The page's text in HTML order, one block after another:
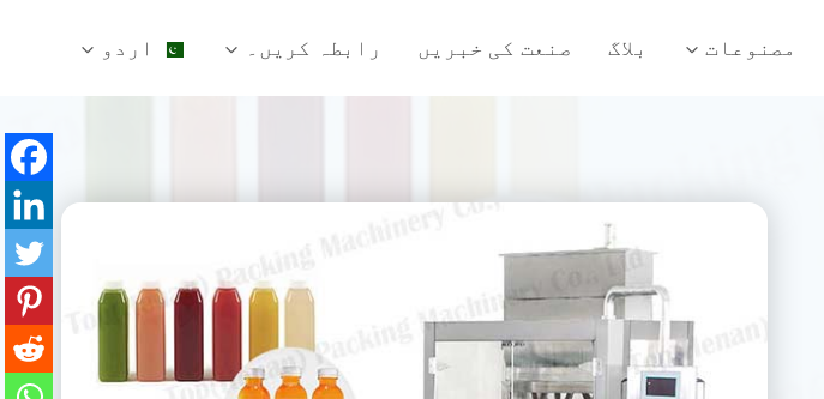
مصنوعات بلاگ صنعت کی خبریں رابطہ کریں۔ اردو